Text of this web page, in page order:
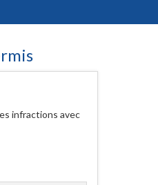
infractions avec